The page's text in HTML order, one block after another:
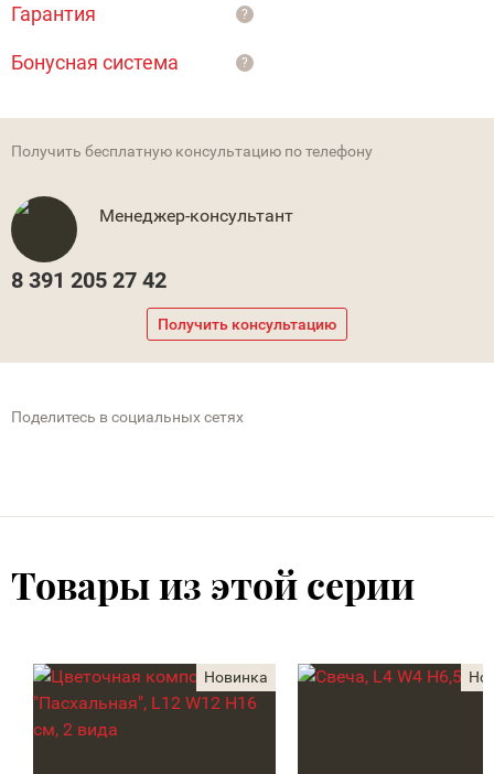
Гарантия ?
Бонусная система ?
Получить бесплатную консультацию по телефону
Менеджер-консультант
8 391 205 27 42
Получить консультацию
Поделитесь в социальных сетях
Товары из этой серии